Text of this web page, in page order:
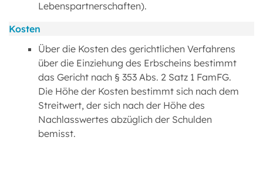
Lebenspartnerschaften).
Kosten
Über die Kosten des gerichtlichen Verfahrens
über die Einziehung des Erbscheins bestimmt
das Gericht nach § 353 Abs. 2 Satz 1 FamFG.
Die Höhe der Kosten bestimmt sich nach dem
Streitwert, der sich nach der Höhe des
Nachlasswertes abzüglich der Schulden
bemisst.